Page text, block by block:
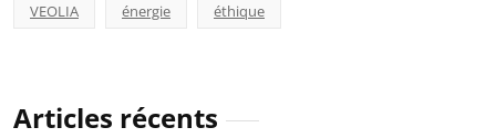
VEOLIA énergie éthique
Articles récents